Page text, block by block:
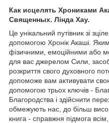
Как исцелять Хрониками
Священных. Лінда Хау.
Це унікальний путівник зі
допомогою Хронік Акаші.
фізичними, емоційними або
для вас джерелом Сили,
розкриття свого духовного
допоможе вам активувати
допомогою трьох ключів -
Благородства і здійснити
обмежують нас, до більш
книга - справжня підмога